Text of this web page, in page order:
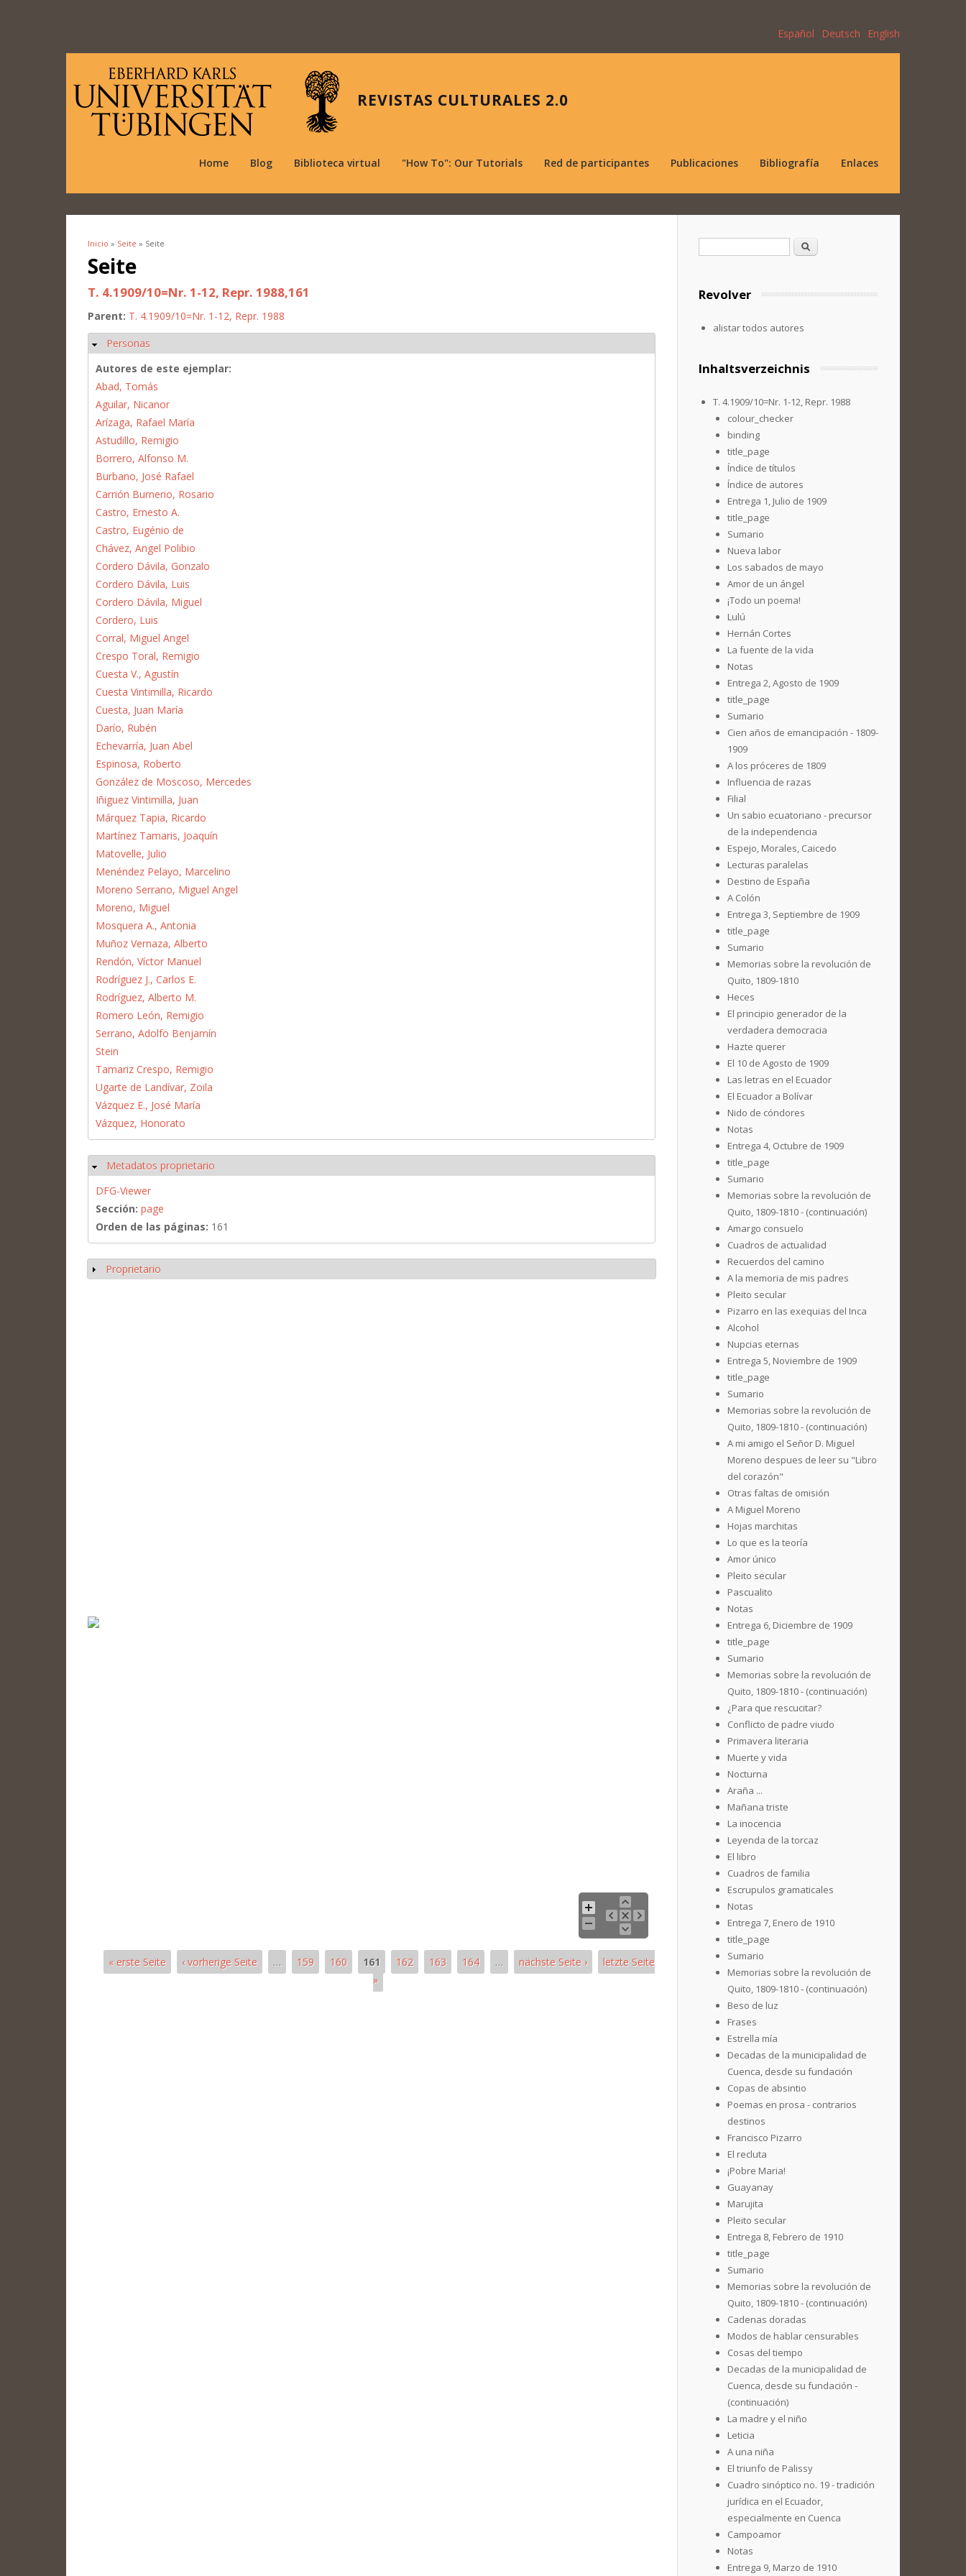
Español Deutsch English
REVISTAS CULTURALES 2.0
Home Blog Biblioteca virtual "How To": Our Tutorials Red de participantes Publicaciones Bibliografía Enlaces
Se encuentra usted aquí
Inicio » Seite » Seite
Seite
T. 4.1909/10=Nr. 1-12, Repr. 1988,161
Parent: T. 4.1909/10=Nr. 1-12, Repr. 1988
Ocultar
Personas
Autores de este ejemplar:
Abad, Tomás
Aguilar, Nicanor
Arízaga, Rafael María
Astudillo, Remigio
Borrero, Alfonso M.
Burbano, José Rafael
Carrión Burnerio, Rosario
Castro, Ernesto A.
Castro, Eugénio de
Chávez, Angel Polibio
Cordero Dávila, Gonzalo
Cordero Dávila, Luis
Cordero Dávila, Miguel
Cordero, Luis
Corral, Miguel Angel
Crespo Toral, Remigio
Cuesta V., Agustín
Cuesta Vintimilla, Ricardo
Cuesta, Juan María
Darío, Rubén
Echevarría, Juan Abel
Espinosa, Roberto
González de Moscoso, Mercedes
Iñiguez Vintimilla, Juan
Márquez Tapia, Ricardo
Martínez Tamaris, Joaquín
Matovelle, Julio
Menéndez Pelayo, Marcelino
Moreno Serrano, Miguel Angel
Moreno, Miguel
Mosquera A., Antonia
Muñoz Vernaza, Alberto
Rendón, Víctor Manuel
Rodríguez J., Carlos E.
Rodríguez, Alberto M.
Romero León, Remigio
Serrano, Adolfo Benjamín
Stein
Tamariz Crespo, Remigio
Ugarte de Landívar, Zoila
Vázquez E., José María
Vázquez, Honorato
Ocultar
Metadatos proprietario
DFG-Viewer
Sección: page
Orden de las páginas: 161
Mostrar
Proprietario
« erste Seite ‹ vorherige Seite … 159 160 161 162 163 164 … nächste Seite ›
letzte Seite
»
Formulario de búsqueda
Buscar
Revolver
alistar todos autores
Inhaltsverzeichnis
T. 4.1909/10=Nr. 1-12, Repr. 1988
colour_checker
binding
title_page
Índice de títulos
Índice de autores
Entrega 1, Julio de 1909
title_page
Sumario
Nueva labor
Los sabados de mayo
Amor de un ángel
¡Todo un poema!
Lulú
Hernán Cortes
La fuente de la vida
Notas
Entrega 2, Agosto de 1909
title_page
Sumario
Cien años de emancipación - 1809-
1909
A los próceres de 1809
Influencia de razas
Filial
Un sabio ecuatoriano - precursor
de la independencia
Espejo, Morales, Caicedo
Lecturas paralelas
Destino de España
A Colón
Entrega 3, Septiembre de 1909
title_page
Sumario
Memorias sobre la revolución de
Quito, 1809-1810
Heces
El principio generador de la
verdadera democracia
Hazte querer
El 10 de Agosto de 1909
Las letras en el Ecuador
El Ecuador a Bolívar
Nido de cóndores
Notas
Entrega 4, Octubre de 1909
title_page
Sumario
Memorias sobre la revolución de
Quito, 1809-1810 - (continuación)
Amargo consuelo
Cuadros de actualidad
Recuerdos del camino
A la memoria de mis padres
Pleito secular
Pizarro en las exequias del Inca
Alcohol
Nupcias eternas
Entrega 5, Noviembre de 1909
title_page
Sumario
Memorias sobre la revolución de
Quito, 1809-1810 - (continuación)
A mi amigo el Señor D. Miguel
Moreno despues de leer su "Libro
del corazón"
Otras faltas de omisión
A Miguel Moreno
Hojas marchitas
Lo que es la teoría
Amor único
Pleito secular
Pascualito
Notas
Entrega 6, Diciembre de 1909
title_page
Sumario
Memorias sobre la revolución de
Quito, 1809-1810 - (continuación)
¿Para que rescucitar?
Conflicto de padre viudo
Primavera literaria
Muerte y vida
Nocturna
Araña ...
Mañana triste
La inocencia
Leyenda de la torcaz
El libro
Cuadros de familia
Escrupulos gramaticales
Notas
Entrega 7, Enero de 1910
title_page
Sumario
Memorias sobre la revolución de
Quito, 1809-1810 - (continuación)
Beso de luz
Frases
Estrella mía
Decadas de la municipalidad de
Cuenca, desde su fundación
Copas de absintio
Poemas en prosa - contrarios
destinos
Francisco Pizarro
El recluta
¡Pobre Maria!
Guayanay
Marujita
Pleito secular
Entrega 8, Febrero de 1910
title_page
Sumario
Memorias sobre la revolución de
Quito, 1809-1810 - (continuación)
Cadenas doradas
Modos de hablar censurables
Cosas del tiempo
Decadas de la municipalidad de
Cuenca, desde su fundación -
(continuación)
La madre y el niño
Leticia
A una niña
El triunfo de Palissy
Cuadro sinóptico no. 19 - tradición
jurídica en el Ecuador,
especialmente en Cuenca
Campoamor
Notas
Entrega 9, Marzo de 1910